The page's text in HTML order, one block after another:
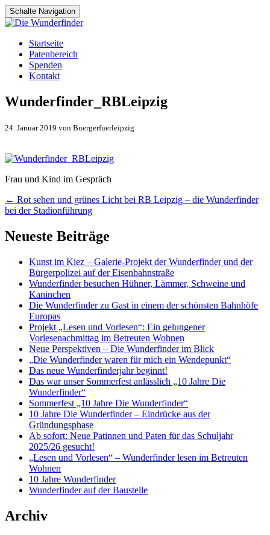
Schalte Navigation
Zum
Inhalt
springen
Startseite
Patenbereich
Spenden
Kontakt
Wunderfinder_RBLeipzig
24. Januar 2019 von Buergerfuerleipzig
Frau und Kind im Gespräch
Artikel-
Navigation
← Rot sehen und grünes Licht bei RB Leipzig – die Wunderfinder
bei der Stadionführung
Neueste Beiträge
Kunst im Kiez – Galerie-Projekt der Wunderfinder und der
Bürgerpolizei auf der Eisenbahnstraße
Wunderfinder besuchen Hühner, Lämmer, Schweine und
Kaninchen
Die Wunderfinder zu Gast in einem der schönsten Bahnhöfe
Europas
Projekt „Lesen und Vorlesen“: Ein gelungener
Vorlesenachmittag im Betreuten Wohnen
Neue Perspektiven – Die Wunderfinder im Blick
„Die Wunderfinder waren für mich ein Wendepunkt“
Das neue Wunderfinderjahr beginnt!
Das war unser Sommerfest anlässlich „10 Jahre Die
Wunderfinder“
Sommerfest „10 Jahre Die Wunderfinder“
10 Jahre Die Wunderfinder – Eindrücke aus der
Gründungsphase
Ab sofort: Neue Patinnen und Paten für das Schuljahr
2025/26 gesucht!
„Lesen und Vorlesen“ – Wunderfinder lesen im Betreuten
Wohnen
10 Jahre Wunderfinder
Wunderfinder auf der Baustelle
Archiv